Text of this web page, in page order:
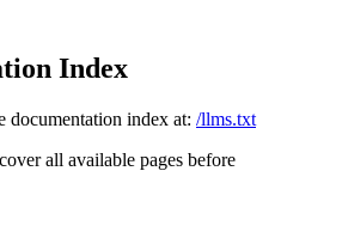
Index
documentation index at: /llms.txt
all available pages before